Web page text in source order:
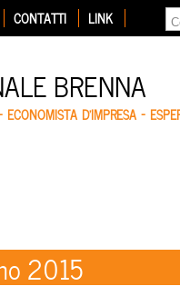
CONTATTI LINK
BRENNA
ECONOMISTA D'IMPRESA –
2015